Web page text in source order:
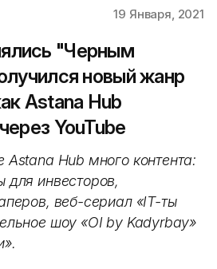
19 Января, 2021
"Черным
новый жанр
Astana Hub
YouTube
Astana Hub много контента:
для инвесторов,
веб-сериал «IT-тың
шоу «OI by Kadyrbay»